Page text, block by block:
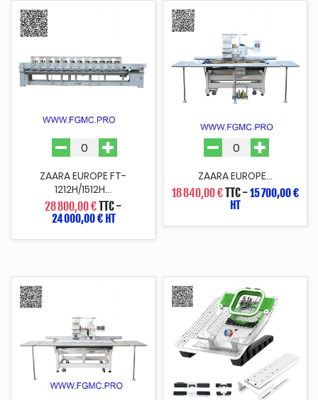
ZAARA EUROPE FT-
1212H/1512H...
28 800,00 €TTC-
24 000,00 € HT
ZAARA EUROPE...
18 840,00 €TTC-15 700,00 €
HT